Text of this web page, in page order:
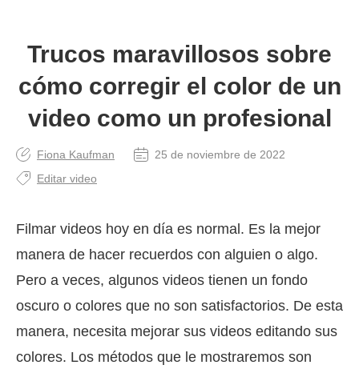
Trucos maravillosos sobre
cómo corregir el color de un
video como un profesional
Fiona Kaufman
25 de noviembre de 2022
Editar video
Filmar videos hoy en día es normal. Es la mejor
manera de hacer recuerdos con alguien o algo.
Pero a veces, algunos videos tienen un fondo
oscuro o colores que no son satisfactorios. De esta
manera, necesita mejorar sus videos editando sus
colores. Los métodos que le mostraremos son